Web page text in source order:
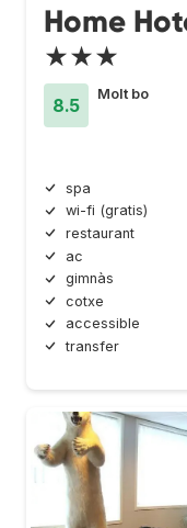
Home
★★★
8.5
Molt bo
spa
wi-fi (gratis)
restaurant
ac
gimnàs
cotxe
accessible
transfer